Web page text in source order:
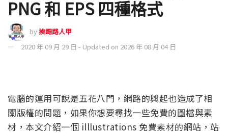
PNG 和 EPS 四種格式
by挨踢路人甲
2020 年 09 月 29 日 - Updated on 2026 年 08 月 04 日
電腦的運用可說是五花八門，網路的興起也造成了相
關版權的問題，如果你想要尋找一些免費的圖檔與素
材，本文介紹一個 illlustrations 免費素材的網站，站